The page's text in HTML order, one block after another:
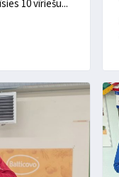
10 vīriešu...